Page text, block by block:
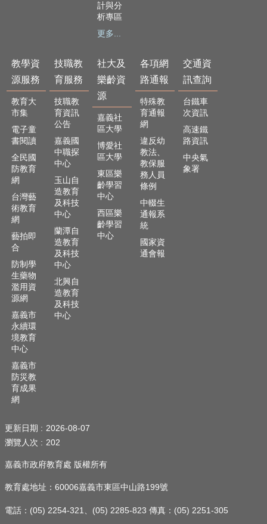
各
項
網
路
通
報
交
通
資
查
詢
回
首
頁
嘉
義
市
政
府
網
站
導
覽
訂
閱
RSS
站
搜
尋
計與分
析專區
更多...
教學資
源服務
教育大
市集
電子童
書閱讀
全民國
防教育
網
台灣藝
術教育
網
藝拍即
合
防制學
生藥物
濫用資
源網
嘉義市
永續環
境教育
中心
嘉義市
防災教
育成果
網
技職教
育服務
技職教
育資訊
公告
嘉義國
中職探
中心
玉山自
造教育
及科技
中心
蘭潭自
造教育
及科技
中心
北興自
造教育
及科技
中心
社大及
樂齡資
源
嘉義社
區大學
博愛社
區大學
東區樂
齡學習
中心
西區樂
齡學習
中心
各項網
路通報
特殊教
育通報
網
違反幼
教法、
教保服
務人員
條例
中輟生
通報系
統
國家資
通會報
交通資
訊查詢
台鐵車
次資訊
高速鐵
路資訊
中央氣
象署
更新日期
2026-08-07
瀏覽人次
202
嘉義市政府教育處 版權所有
教育處地址：60006嘉義市東區中山路199號
電話：(05) 2254-321、(05) 2285-823 傳真：(05) 2251-305